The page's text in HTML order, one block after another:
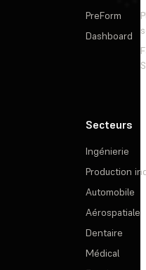
PreForm
Dashboard
Secteurs
Ingénierie
Production
Automobile
Aérospatiale
Dentaire
Médical